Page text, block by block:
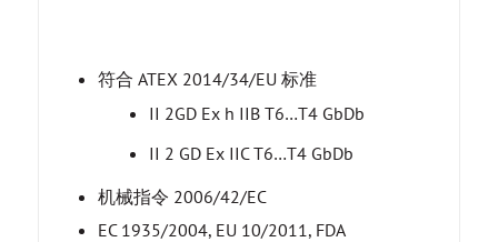
符合 ATEX 2014/34/EU 标准
II 2GD Ex h IIB T6…T4 GbDb
II 2 GD Ex IIC T6…T4 GbDb
机械指令 2006/42/EC
EC 1935/2004, EU 10/2011, FDA